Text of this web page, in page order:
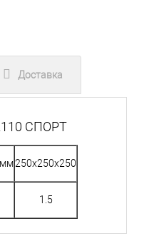
Доставка
СПОРТ
мм250x250x250
1.5